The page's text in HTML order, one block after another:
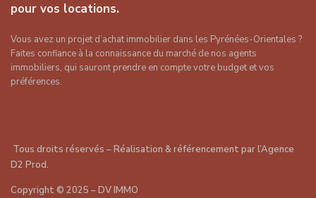
pour vos locations.
Vous avez un projet d’achat immobilier dans les Pyrénées-Orientales ?
Faites confiance à la connaissance du marché de nos agents
immobiliers, qui sauront prendre en compte votre budget et vos
préférences.
Tous droits réservés – Réalisation & référencement parl’Agence
D2 Prod.
Copyright© 2025 – DV IMMO